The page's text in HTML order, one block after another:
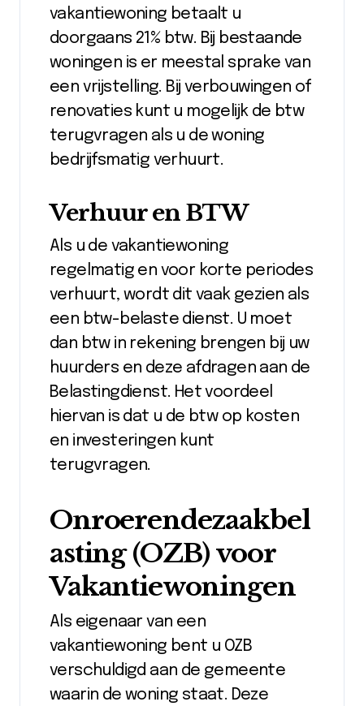
vakantiewoning betaalt u
doorgaans 21% btw. Bij bestaande
woningen is er meestal sprake van
een vrijstelling. Bij verbouwingen of
renovaties kunt u mogelijk de btw
terugvragen als u de woning
bedrijfsmatig verhuurt.
Verhuur en BTW
Als u de vakantiewoning
regelmatig en voor korte periodes
verhuurt, wordt dit vaak gezien als
een btw-belaste dienst. U moet
dan btw in rekening brengen bij uw
huurders en deze afdragen aan de
Belastingdienst. Het voordeel
hiervan is dat u de btw op kosten
en investeringen kunt
terugvragen.
Onroerendezaakbel
asting (OZB) voor
Vakantiewoningen
Als eigenaar van een
vakantiewoning bent u OZB
verschuldigd aan de gemeente
waarin de woning staat. Deze